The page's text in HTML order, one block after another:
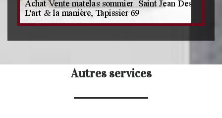
Autres services